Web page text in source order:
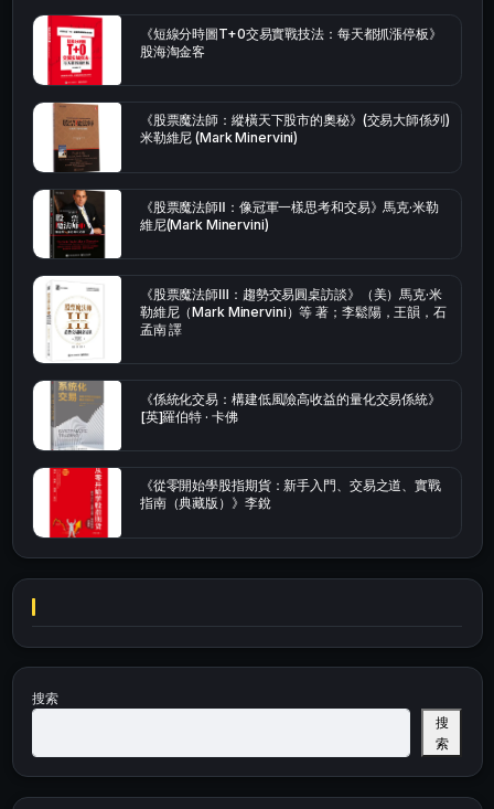
《短線分時圖T+0交易實戰技法：每天都抓漲停板》
股海淘金客
《股票魔法師：縱橫天下股市的奧秘》(交易大師係列)
米勒維尼 (Mark Minervini)
《股票魔法師Ⅱ：像冠軍一樣思考和交易》馬克·米勒
維尼(Mark Minervini)
《股票魔法師Ⅲ：趨勢交易圓桌訪談》（美）馬克·米
勒維尼（Mark Minervini）等 著；李鬆陽，王韻，石
孟南 譯
《係統化交易：構建低風險高收益的量化交易係統》
[英]羅伯特 · 卡佛
《從零開始學股指期貨：新手入門、交易之道、實戰
指南（典藏版）》李銳
搜索
搜
索